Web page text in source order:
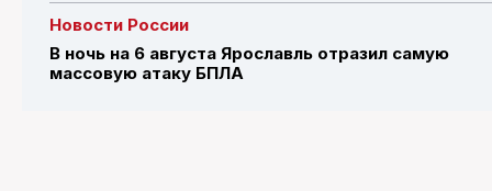
Новости России
В ночь на 6 августа Ярославль отразил самую
массовую атаку БПЛА